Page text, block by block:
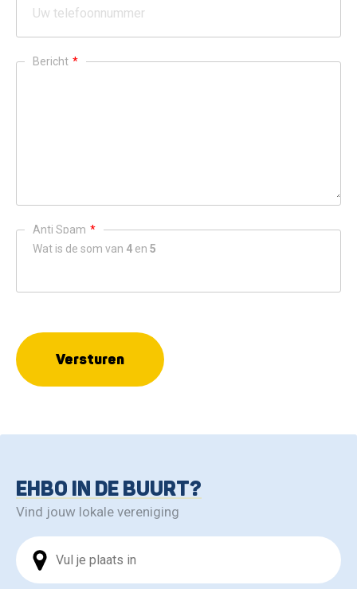
Bericht *
Anti Spam *
Wat is de som van 4 en 5
Versturen
EHBO IN DE BUURT?
Vind jouw lokale vereniging